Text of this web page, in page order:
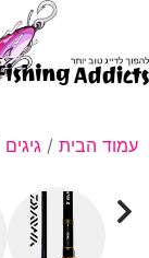
עמוד הבית / גיגים